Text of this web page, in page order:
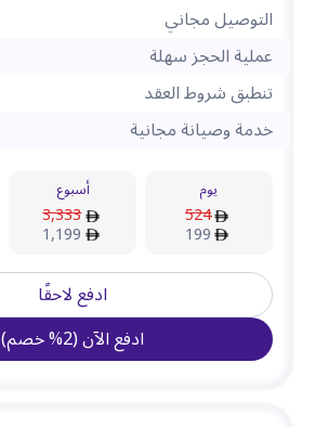
التوصيل مجاني
عملية الحجز سهلة
تنطبق شروط العقد
خدمة وصيانة مجانية
يوم
524
199
أسبوع
3,333
1,199
ادفع لاحقًا
ادفع الآن(
2
%خصم)